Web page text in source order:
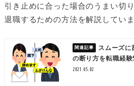
引き止めに合った場合のうまい切
退職するための方法を解説していま
スムーズ
の断り方を転職経
2021.05.02